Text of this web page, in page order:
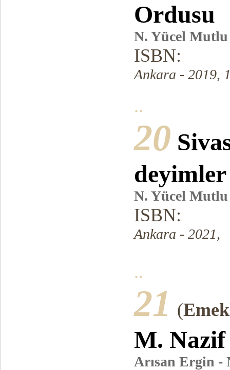
Ordusu
N. Yücel Mutlu
ISBN:
Ankara - 2019,
..
20
N. Yücel Mutlu
ISBN:
Ankara - 2021,
..
21 (
M.
Arısan Ergin -